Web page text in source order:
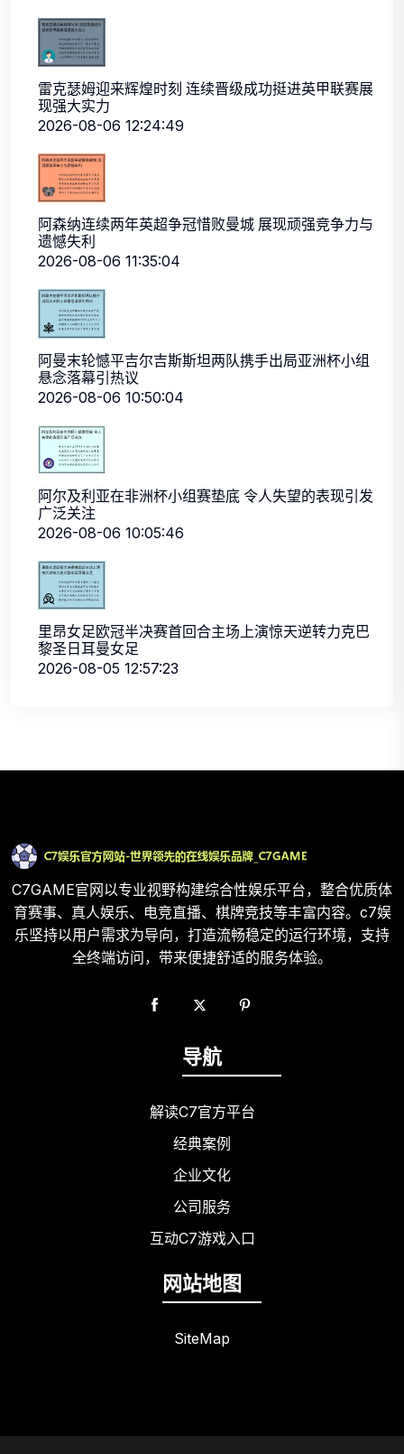
雷克瑟姆迎来辉煌时刻 连续晋级成功挺进英甲联赛展
现强大实力
2026-08-06 12:24:49
阿森纳连续两年英超争冠惜败曼城 展现顽强竞争力与
遗憾失利
2026-08-06 11:35:04
阿曼末轮憾平吉尔吉斯斯坦两队携手出局亚洲杯小组
悬念落幕引热议
2026-08-06 10:50:04
阿尔及利亚在非洲杯小组赛垫底 令人失望的表现引发
广泛关注
2026-08-06 10:05:46
里昂女足欧冠半决赛首回合主场上演惊天逆转力克巴
黎圣日耳曼女足
2026-08-05 12:57:23
C7GAME官网以专业视野构建综合性娱乐平台，整合优质体
育赛事、真人娱乐、电竞直播、棋牌竞技等丰富内容。c7娱
乐坚持以用户需求为导向，打造流畅稳定的运行环境，支持
全终端访问，带来便捷舒适的服务体验。
导航
解读C7官方平台
经典案例
企业文化
公司服务
互动C7游戏入口
网站地图
SiteMap